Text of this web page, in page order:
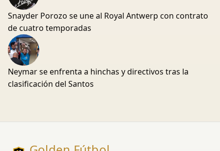
Snayder Porozo se une al Royal Antwerp con contrato
de cuatro temporadas
Neymar se enfrenta a hinchas y directivos tras la
clasificación del Santos